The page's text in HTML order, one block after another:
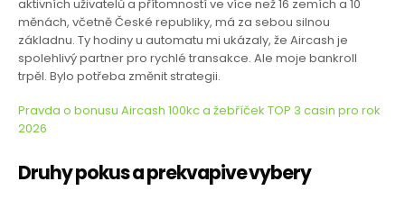
aktivních uživatelů a přítomností ve více než 16 zemích a 10
měnách, včetně České republiky, má za sebou silnou
základnu. Ty hodiny u automatu mi ukázaly, že Aircash je
spolehlivý partner pro rychlé transakce. Ale moje bankroll
trpěl. Bylo potřeba změnit strategii.
Pravda o bonusu Aircash 100kc a žebříček TOP 3 casin pro rok
2026
Druhy pokus a prekvapive vybery